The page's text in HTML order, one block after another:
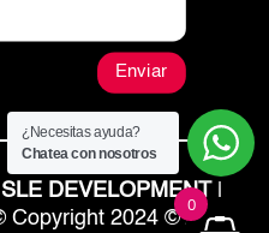
Enviar
SLE DEVELOPMENT
Copyright 2024 © All
¿Necesitas ayuda?
Chatea con nosotros
0